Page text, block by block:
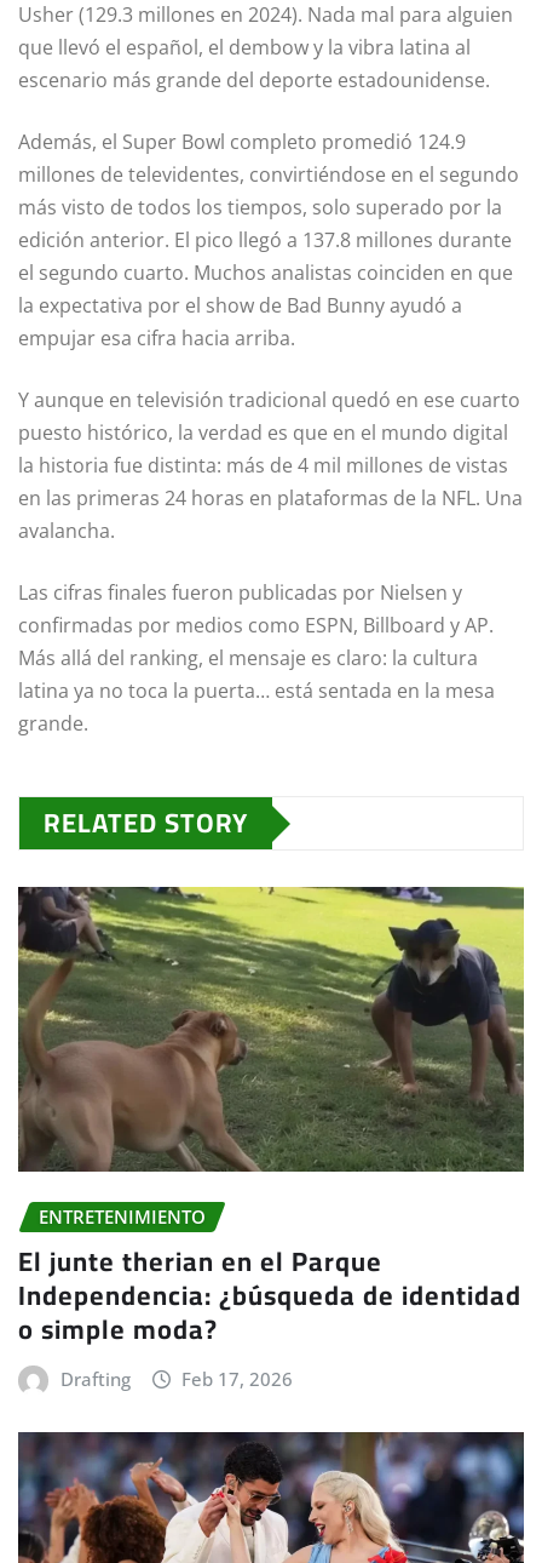
Usher (129.3 millones en 2024). Nada mal para alguien
que llevó el español, el dembow y la vibra latina al
escenario más grande del deporte estadounidense.
Además, el Super Bowl completo promedió 124.9
millones de televidentes, convirtiéndose en el segundo
más visto de todos los tiempos, solo superado por la
edición anterior. El pico llegó a 137.8 millones durante
el segundo cuarto. Muchos analistas coinciden en que
la expectativa por el show de Bad Bunny ayudó a
empujar esa cifra hacia arriba.
Y aunque en televisión tradicional quedó en ese cuarto
puesto histórico, la verdad es que en el mundo digital
la historia fue distinta: más de 4 mil millones de vistas
en las primeras 24 horas en plataformas de la NFL. Una
avalancha.
Las cifras finales fueron publicadas por Nielsen y
confirmadas por medios como ESPN, Billboard y AP.
Más allá del ranking, el mensaje es claro: la cultura
latina ya no toca la puerta… está sentada en la mesa
grande.
RELATED STORY
ENTRETENIMIENTO
El junte therian en el Parque
Independencia: ¿búsqueda de identidad
o simple moda?
Drafting Feb 17, 2026